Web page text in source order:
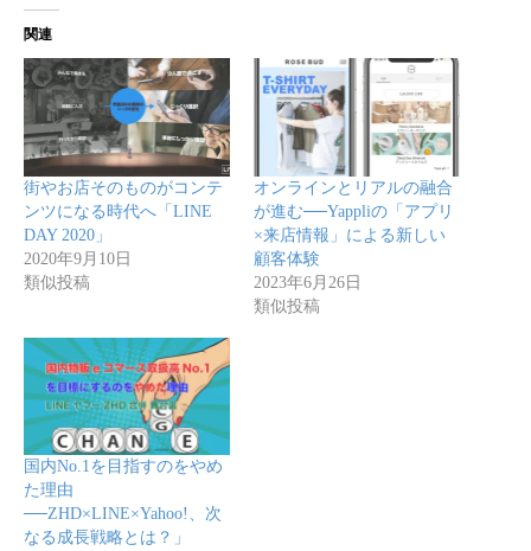
関連
街やお店そのものがコンテ
ンツになる時代へ「LINE
DAY 2020」
2020年9月10日
類似投稿
オンラインとリアルの融合
が進む──Yappliの「アプリ
×来店情報」による新しい
顧客体験
2023年6月26日
類似投稿
国内No.1を目指すのをやめ
た理由
──ZHD×LINE×Yahoo!、次
なる成長戦略とは？」